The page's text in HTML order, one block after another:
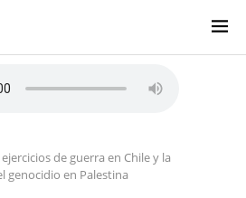
de guerra en Chile y la
genocidio en Palestina